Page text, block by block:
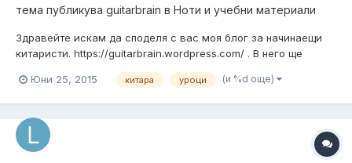
тема публикува guitarbrain в Ноти и учебни материали
Здравейте искам да споделя с вас моя блог за начинаещи
китаристи. https://guitarbrain.wordpress.com/ . В него ще
Страницата ми в фейсбук
Юни 25, 2015 китара уроци (и %d още)